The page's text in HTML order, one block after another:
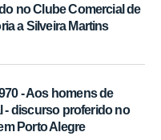
no Clube Comercial de
a Silveira Martins
- Aos homens de
- discurso proferido no
Porto Alegre